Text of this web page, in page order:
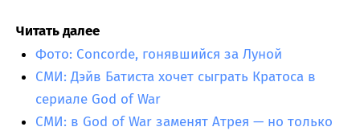
Читать далее
Фото: Concorde, гонявшийся за Луной
СМИ: Дэйв Батиста хочет сыграть Кратоса в
сериале God of War
СМИ: в God of War заменят Атрея — но только